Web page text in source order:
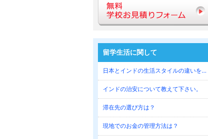
留学生活に関して
日本とインドの生活スタイルの違いを教えて下さい。
インドの治安について教えて下さい。
滞在先の選び方は？
現地でのお金の管理方法は？